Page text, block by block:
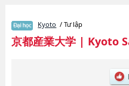
tin cần thiết dành cho du học sinh,
EconomicshoặcNgành
AdministrationhoặcNgành Foreign
EngineeringhoặcNgành
RelationshoặcNgành Interfaculty
Kyoto / Tư lập
京都産業大学| Kyoto